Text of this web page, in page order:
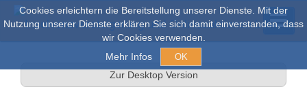
Cookies erleichtern die Bereitstellung unserer Dienste. Mit der
Nutzung unserer Dienste erklären Sie sich damit einverstanden, dass
wir Cookies verwenden.
Mehr Infos
OK
Zur Desktop Version